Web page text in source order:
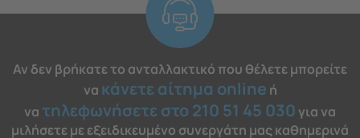
Αν δεν βρήκατε το ανταλλακτικό που θέλετε μπορείτε
να κάνετε αίτημα online ή
νατηλεφωνήσετε στο 210 51 45 030 για να
μιλήσετε με εξειδικευμένο συνεργάτη μας καθημερινά